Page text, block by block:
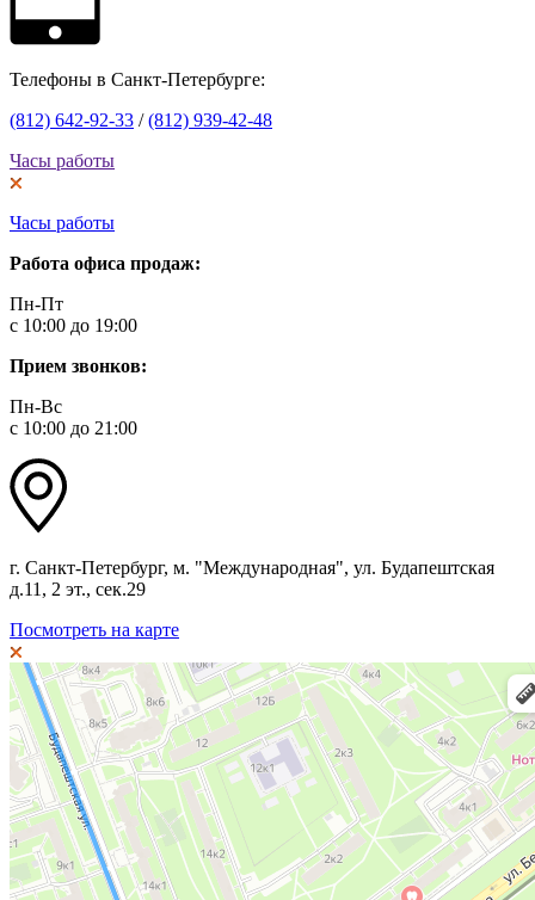
Телефоны в Санкт-Петербурге:
(812) 642-92-33 /(812) 939-42-48
Часы работы
Часы работы
Работа офиса продаж:
Пн-Пт
с 10:00 до 19:00
Прием звонков:
Пн-Вс
с 10:00 до 21:00
г. Санкт-Петербург, м. "Международная", ул. Будапештская
д.11, 2 эт., сек.29
Посмотреть на карте